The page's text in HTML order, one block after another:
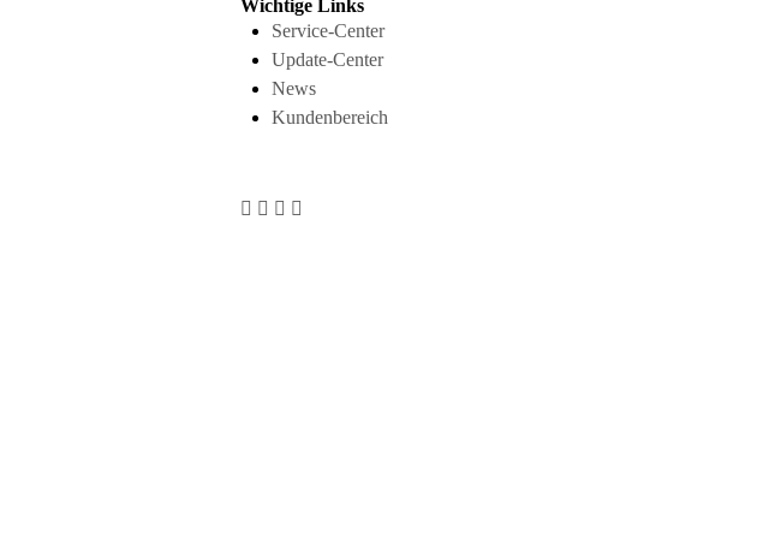
Wichtige Links
Service-Center
Update-Center
News
Kundenbereich